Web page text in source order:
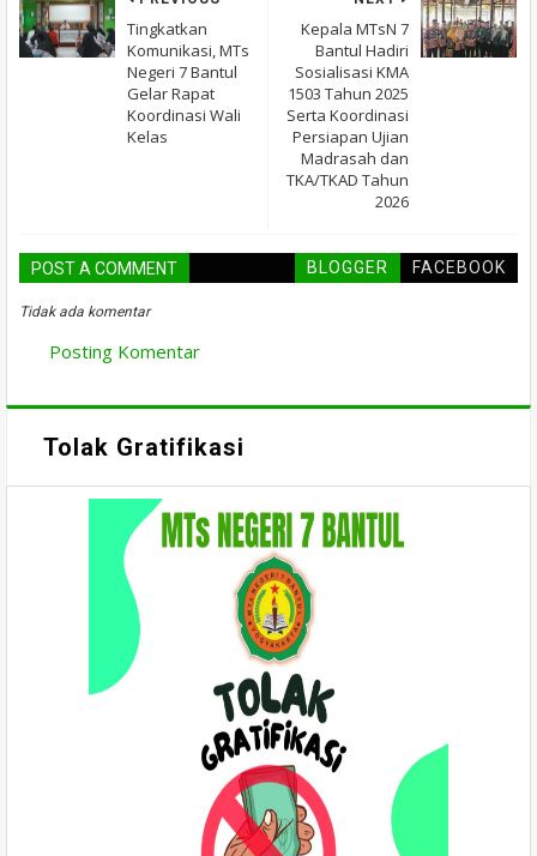
Kepala MTsN 7
Bantul Hadiri
Sosialisasi KMA
1503 Tahun 2025
Serta Koordinasi
Persiapan Ujian
Madrasah dan
TKA/TKAD Tahun
2026
Tingkatkan
Komunikasi, MTs
Negeri 7 Bantul
Gelar Rapat
Koordinasi Wali
Kelas
POST A COMMENT BLOGGER FACEBOOK
Tidak ada komentar
Posting Komentar
Tolak Gratifikasi